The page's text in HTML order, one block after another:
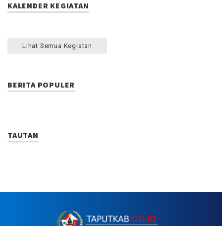
KALENDER KEGIATAN
Lihat Semua Kegiatan
BERITA POPULER
TAUTAN